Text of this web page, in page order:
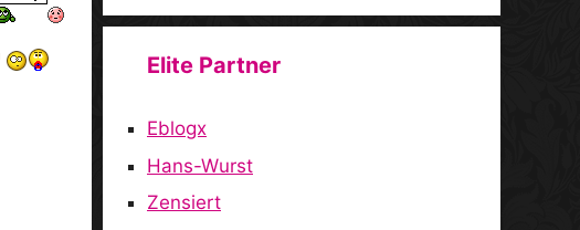
Elite Partner
Eblogx
Hans-Wurst
Zensiert